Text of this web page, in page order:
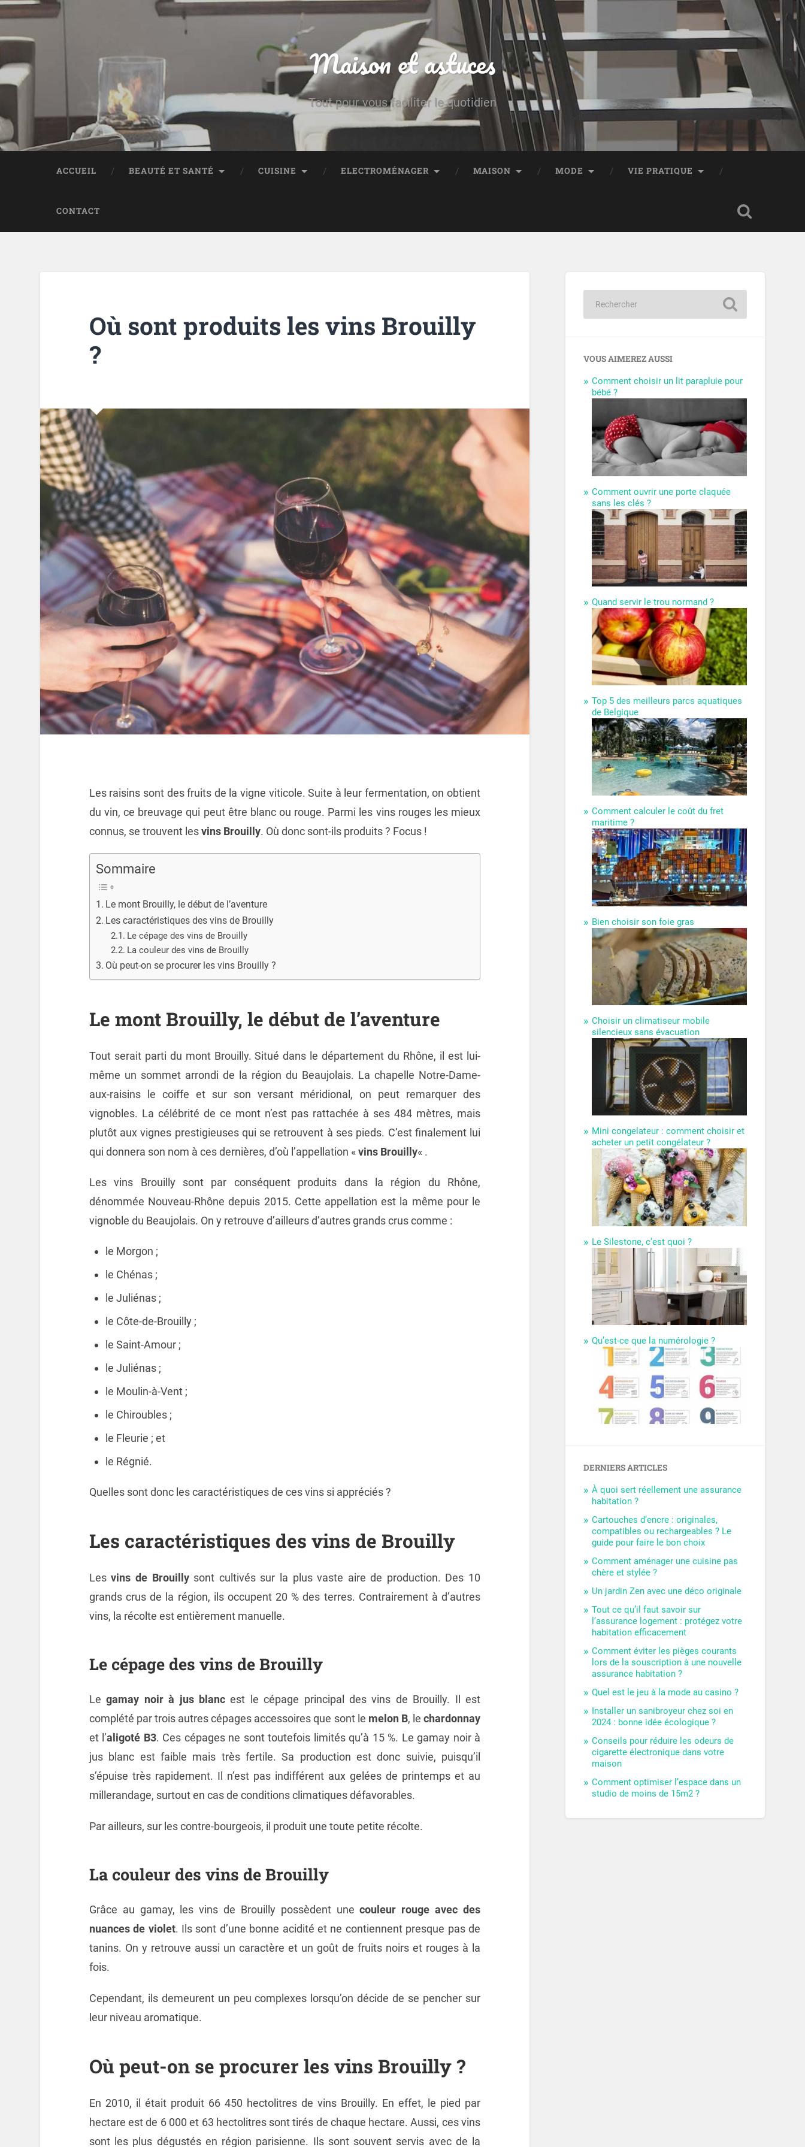
Maison et astuces
Tout pour vous faciliter le quotidien
ACCUEIL BEAUTÉ ET SANTÉ CUISINE ELECTROMÉNAGER MAISON MODE VIE PRATIQUE
CONTACT
Où sont produits les vins Brouilly
?
Les raisins sont des fruits de la vigne viticole. Suite à leur fermentation, on obtient
du vin, ce breuvage qui peut être blanc ou rouge. Parmi les vins rouges les mieux
connus, se trouvent lesvins Brouilly. Où donc sont-ils produits ? Focus !
Sommaire
Le mont Brouilly, le début de l’aventure
Les caractéristiques des vins de Brouilly
Le cépage des vins de Brouilly
La couleur des vins de Brouilly
Où peut-on se procurer les vins Brouilly ?
Le mont Brouilly, le début de l’aventure
Tout serait parti du mont Brouilly. Situé dans le département du Rhône, il est lui-
même un sommet arrondi de la région du Beaujolais. La chapelle Notre-Dame-
aux-raisins le coiffe et sur son versant méridional, on peut remarquer des
vignobles. La célébrité de ce mont n’est pas rattachée à ses 484 mètres, mais
plutôt aux vignes prestigieuses qui se retrouvent à ses pieds. C’est finalement lui
qui donnera son nom à ces dernières, d’où l’appellation «vins Brouilly« .
Les vins Brouilly sont par conséquent produits dans la région du Rhône,
dénommée Nouveau-Rhône depuis 2015. Cette appellation est la même pour le
vignoble du Beaujolais. On y retrouve d’ailleurs d’autres grands crus comme :
le Morgon ;
le Chénas ;
le Juliénas ;
le Côte-de-Brouilly ;
le Saint-Amour ;
le Juliénas ;
le Moulin-à-Vent ;
le Chiroubles ;
le Fleurie ; et
le Régnié.
Quelles sont donc les caractéristiques de ces vins si appréciés ?
Les caractéristiques des vins de Brouilly
Lesvins de Brouilly sont cultivés sur la plus vaste aire de production. Des 10
grands crus de la région, ils occupent 20 % des terres. Contrairement à d’autres
vins, la récolte est entièrement manuelle.
Le cépage des vins de Brouilly
Legamay noir à jus blancest le cépage principal des vins de Brouilly. Il est
complété par trois autres cépages accessoires que sont le melon B, lechardonnay
et l’aligoté B3. Ces cépages ne sont toutefois limités qu’à 15 %. Le gamay noir à
jus blanc est faible mais très fertile. Sa production est donc suivie, puisqu’il
s’épuise très rapidement. Il n’est pas indifférent aux gelées de printemps et au
millerandage, surtout en cas de conditions climatiques défavorables.
Par ailleurs, sur les contre-bourgeois, il produit une toute petite récolte.
La couleur des vins de Brouilly
Grâce au gamay, les vins de Brouilly possèdent unecouleur rouge avec des
nuances de violet. Ils sont d’une bonne acidité et ne contiennent presque pas de
tanins. On y retrouve aussi un caractère et un goût de fruits noirs et rouges à la
fois.
Cependant, ils demeurent un peu complexes lorsqu’on décide de se pencher sur
leur niveau aromatique.
Où peut-on se procurer les vins Brouilly ?
En 2010, il était produit 66 450 hectolitres de vins Brouilly. En effet, le pied par
hectare est de 6 000 et 63 hectolitres sont tirés de chaque hectare. Aussi, ces vins
sont les plus dégustés en région parisienne. Ils sont souvent servis avec de la
VOUS AIMEREZ AUSSI
Comment choisir un lit parapluie pour
bébé ?
Comment ouvrir une porte claquée
sans les clés ?
Quand servir le trou normand ?
Top 5 des meilleurs parcs aquatiques
de Belgique
Comment calculer le coût du fret
maritime ?
Bien choisir son foie gras
Choisir un climatiseur mobile
silencieux sans évacuation
Mini congelateur : comment choisir et
acheter un petit congélateur ?
Le Silestone, c’est quoi ?
Qu’est-ce que la numérologie ?
DERNIERS ARTICLES
À quoi sert réellement une assurance
habitation ?
Cartouches d’encre : originales,
compatibles ou rechargeables ? Le
guide pour faire le bon choix
Comment aménager une cuisine pas
chère et stylée ?
Un jardin Zen avec une déco originale
Tout ce qu’il faut savoir sur
l’assurance logement : protégez votre
habitation efficacement
Comment éviter les pièges courants
lors de la souscription à une nouvelle
assurance habitation ?
Quel est le jeu à la mode au casino ?
Installer un sanibroyeur chez soi en
2024 : bonne idée écologique ?
Conseils pour réduire les odeurs de
cigarette électronique dans votre
maison
Comment optimiser l’espace dans un
studio de moins de 15m2 ?